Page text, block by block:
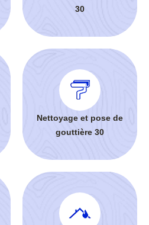
30
Nettoyage et pose de
gouttière 30